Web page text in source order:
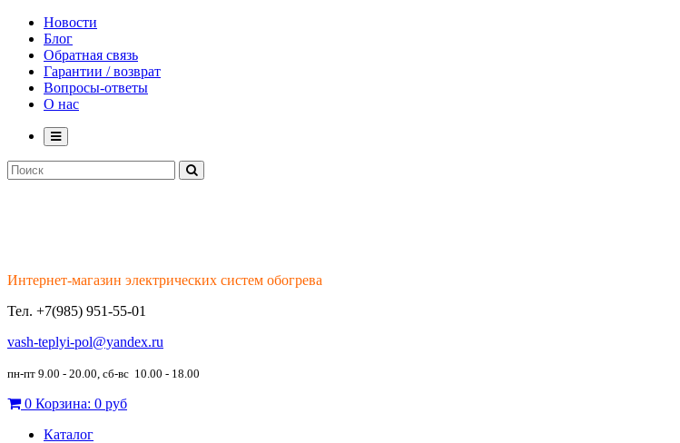
Новости
Блог
Обратная связь
Гарантии / возврат
Вопросы-ответы
О нас
Интернет-магазин электрических систем обогрева
Тел. +7(985) 951-55-01
vash-teplyi-pol@yandex.ru
пн-пт 9.00 - 20.00, сб-вс 10.00 - 18.00
0 Корзина: 0 руб
Каталог